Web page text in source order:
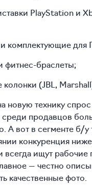
PlayStation и
комплектующие для
фитнес-браслеты;
колонки (JBL,
новую технику
среди продавцов
А вот в сегменте б/у
конкуренция
ищут рабочие
— честно
качественные фото.